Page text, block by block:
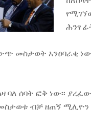
ሕንፃ
መስታወት አንፀባራቂ
ሰባት ፎቅ ነው፡፡
ብቻ ዘጠኝ ሚሊዮን